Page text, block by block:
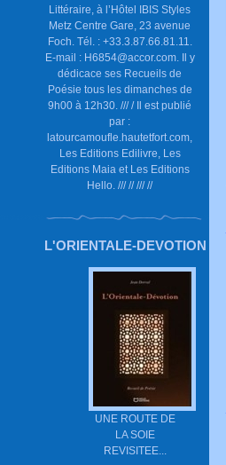
Littéraire, à l’Hôtel IBIS Styles
Metz Centre Gare, 23 avenue
Foch. Tél. : +33.3.87.66.81.11.
E-mail : H6854@accor.com. Il y
dédicace ses Recueils de
Poésie tous les dimanches de
9h00 à 12h30. /// / Il est publié
par :
latourcamoufle.hautetfort.com,
Les Editions Edilivre, Les
Editions Maia et Les Editions
Hello. /// // /// //
L'ORIENTALE-DEVOTION
UNE ROUTE DE
LA SOIE
REVISITEE...